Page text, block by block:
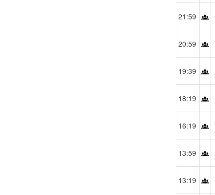
21:59
20:59
19:39
18:19
16:19
13:59
13:19